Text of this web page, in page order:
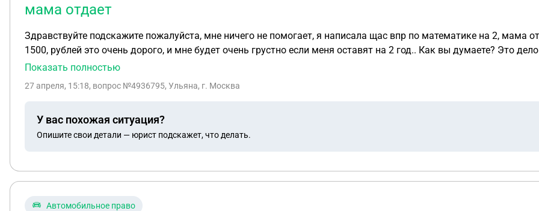
мама отдает
Здравствуйте подскажите пожалуйста, мне ничего не помогает, я написала щас впр по математике на 2, мама
1500, рублей это очень дорого, и мне будет очень грустно если меня оставят на 2 год.. Как вы думаете? Это дело во мне? Репетиторе? Или школы? Подскажите
пожалуйста
Показать полностью
27 апреля, 15:18, вопрос №4936795, Ульяна, г. Москва
У вас похожая ситуация?
Опишите свои детали — юрист подскажет, что делать.
Автомобильное право